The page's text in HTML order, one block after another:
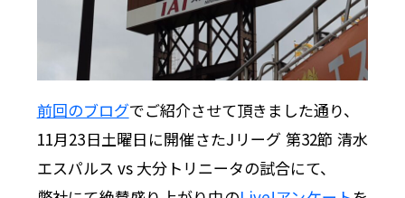
前回のブログでご紹介させて頂きました通り、
11月23日土曜日に開催さたJリーグ 第32節 清水
エスパルス vs 大分トリニータの試合にて、